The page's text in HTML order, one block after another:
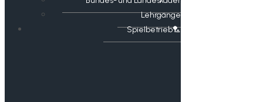
Lehrgänge
Spielbetrieb🏸